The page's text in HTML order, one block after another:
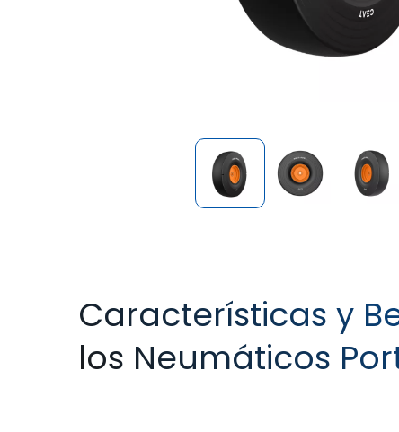
Características y
los Neumáticos